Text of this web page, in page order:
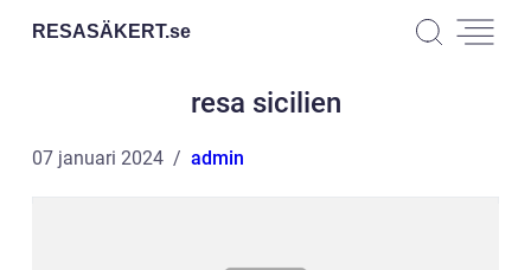
RESASÄKERT.se
resa sicilien
07 januari 2024 admin